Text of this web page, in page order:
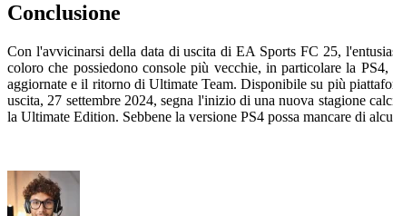
Conclusione
Con l'avvicinarsi della data di uscita di EA Sports FC 25,
coloro che possiedono console più vecchie, in particolare la
aggiornate e il ritorno di Ultimate Team. Disponibile su più
uscita, 27 settembre 2024, segna l'inizio di una nuova stagione
la Ultimate Edition. Sebbene la versione PS4 possa mancare di